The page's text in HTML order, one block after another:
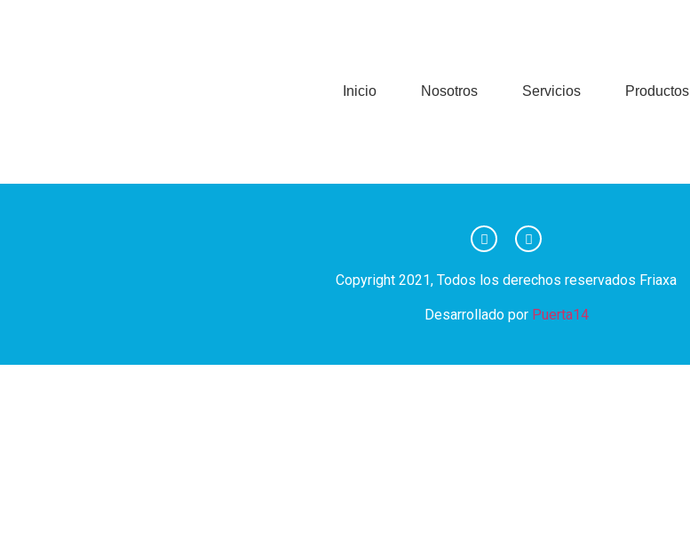
Inicio Nosotros Servicios Productos
Copyright 2021, Todos los derechos reservados Friaxa
Desarrollado por Puerta14